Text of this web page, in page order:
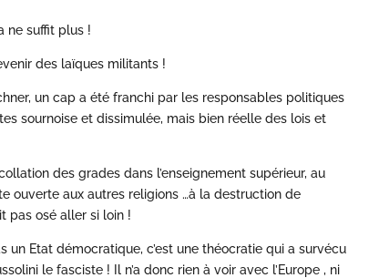
ne suffit plus !
des laïques militants !
un cap a été franchi par les responsables politiques
sournoise et dissimulée, mais bien réelle des lois et
des grades dans l’enseignement supérieur, au
ouverte aux autres religions …à la destruction de
pas osé aller si loin !
un Etat démocratique, c’est une théocratie qui a survécu
le fasciste ! Il n’a donc rien à voir avec l’Europe , ni